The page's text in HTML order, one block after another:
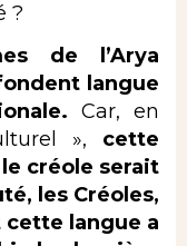
?
de l’Arya
langue
Car, en
», cette
créole serait
les Créoles,
cette langue a